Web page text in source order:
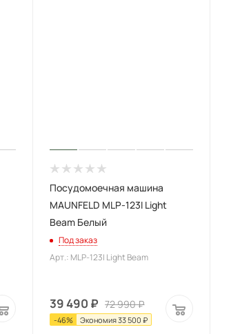
Посудомоечная машина
MAUNFELD MLP-123I Light
Beam Белый
Под заказ
Арт.: MLP-123I Light Beam
39 490 ₽ 72 990₽
-46% Экономия33 500 ₽